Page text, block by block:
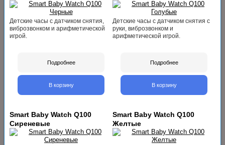
Детские часы с датчиком снятия,
виброзвонком и арифметической
игрой.
Подробнее
В корзину
Детские часы с датчиком снятия с
руки, виброзвонком и
арифметической игрой.
Подробнее
В корзину
Smart Baby Watch Q100
Сиреневые
Smart Baby Watch Q100
Желтые